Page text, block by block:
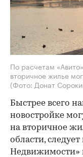
По расчетам
вторичное жилье
(Фото: Донат
Быстрее всего
новостройке
на вторичное
области,
Недвижимости»